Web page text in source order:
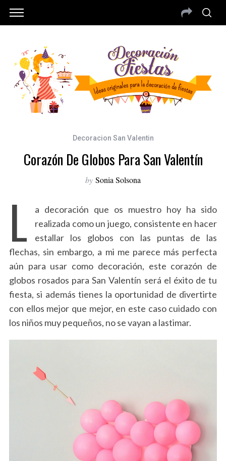
Decoracion San Valentin
Corazón De Globos Para San Valentín
by Sonia Solsona
L
a decoración que os muestro hoy ha sido
realizada como un juego, consistente en hacer
estallar los globos con las puntas de las
flechas, sin embargo, a mi me parece más perfecta
aún para usar como decoración, este corazón de
globos rosados para San Valentín será el éxito de tu
fiesta, si además tienes la oportunidad de divertirte
con ellos mejor que mejor, en este caso cuidado con
los niños muy pequeños, no se vayan a lastimar.